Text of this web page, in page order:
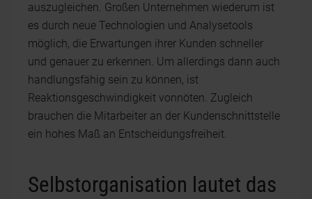
auszugleichen. Großen Unternehmen wiederum ist
es durch neue Technologien und Analysetools
möglich, die Erwartungen ihrer Kunden schneller
und genauer zu erkennen. Um allerdings dann auch
handlungsfähig sein zu können, ist
Reaktionsgeschwindigkeit vonnöten. Zugleich
brauchen die Mitarbeiter an der Kundenschnittstelle
ein hohes Maß an Entscheidungsfreiheit.
Selbstorganisation lautet das